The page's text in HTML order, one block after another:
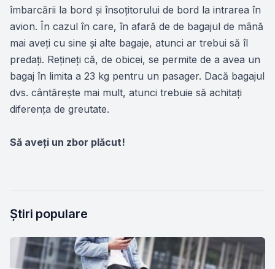
îmbarcării la bord și însoţitorului de bord la intrarea în
avion. În cazul în care, în afară de de bagajul de mână
mai aveţi cu sine și alte bagaje, atunci ar trebui să îl
predaţi. Reţineţi că, de obicei, se permite de a avea un
bagaj în limita a 23 kg pentru un pasager. Dacă bagajul
dvs. cântărește mai mult, atunci trebuie să achitaţi
diferenţa de greutate.
Să aveţi un zbor plăcut!
Știri populare